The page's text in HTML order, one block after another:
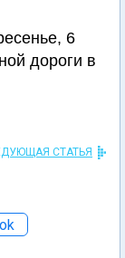
6
дороги в
СТАТЬЯ